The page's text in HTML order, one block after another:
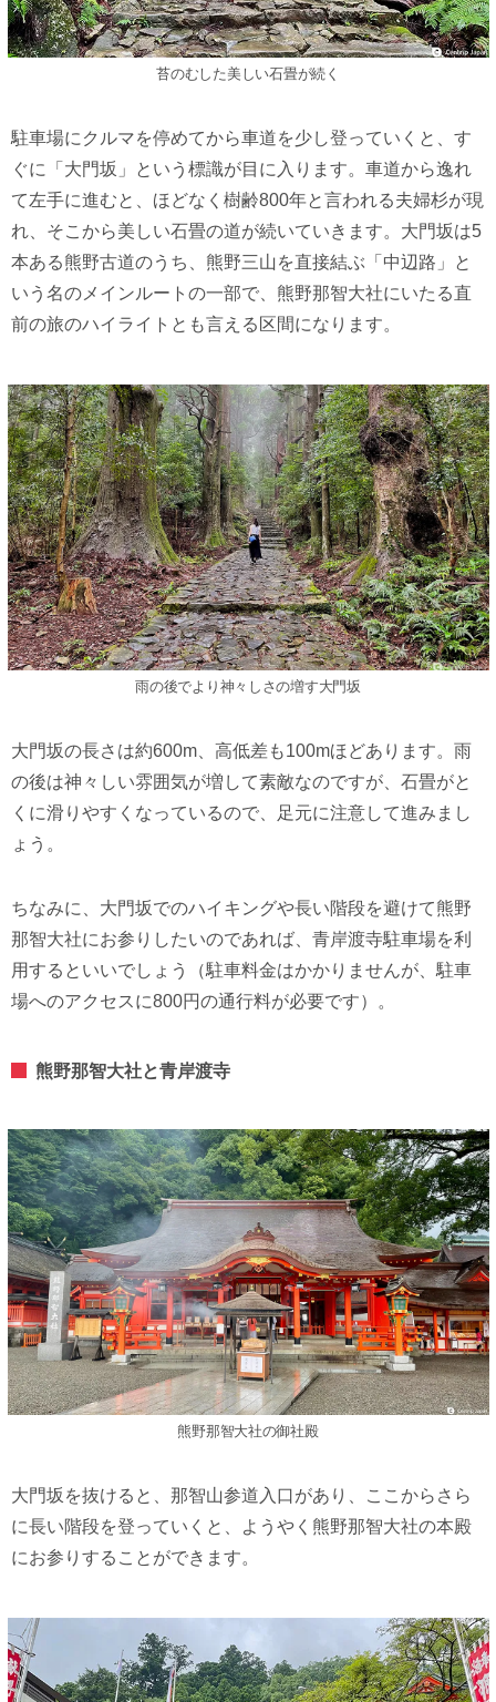
苔のむした美しい石畳が続く
駐車場にクルマを停めてから車道を少し登っていくと、す
ぐに「大門坂」という標識が目に入ります。車道から逸れ
て左手に進むと、ほどなく樹齢800年と言われる夫婦杉が現
れ、そこから美しい石畳の道が続いていきます。大門坂は5
本ある熊野古道のうち、熊野三山を直接結ぶ「中辺路」と
いう名のメインルートの一部で、熊野那智大社にいたる直
前の旅のハイライトとも言える区間になります。
雨の後でより神々しさの増す大門坂
大門坂の長さは約600m、高低差も100mほどあります。雨
の後は神々しい雰囲気が増して素敵なのですが、石畳がと
くに滑りやすくなっているので、足元に注意して進みまし
ょう。
ちなみに、大門坂でのハイキングや長い階段を避けて熊野
那智大社にお参りしたいのであれば、青岸渡寺駐車場を利
用するといいでしょう（駐車料金はかかりませんが、駐車
場へのアクセスに800円の通行料が必要です）。
熊野那智大社と青岸渡寺
熊野那智大社の御社殿
大門坂を抜けると、那智山参道入口があり、ここからさら
に長い階段を登っていくと、ようやく熊野那智大社の本殿
にお参りすることができます。